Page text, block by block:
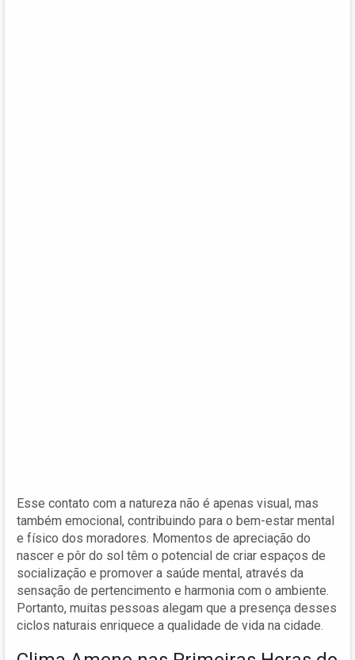
Esse contato com a natureza não é apenas visual, mas
também emocional, contribuindo para o bem-estar mental
e físico dos moradores. Momentos de apreciação do
nascer e pôr do sol têm o potencial de criar espaços de
socialização e promover a saúde mental, através da
sensação de pertencimento e harmonia com o ambiente.
Portanto, muitas pessoas alegam que a presença desses
ciclos naturais enriquece a qualidade de vida na cidade.